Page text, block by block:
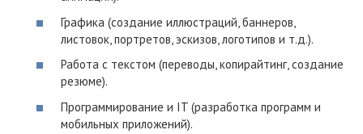
Графика (создание иллюстраций, баннеров,
листовок, портретов, эскизов, логотипов и т.д.).
Работа с текстом (переводы, копирайтинг, создание
резюме).
Программирование и IT (разработка программ и
мобильных приложений).